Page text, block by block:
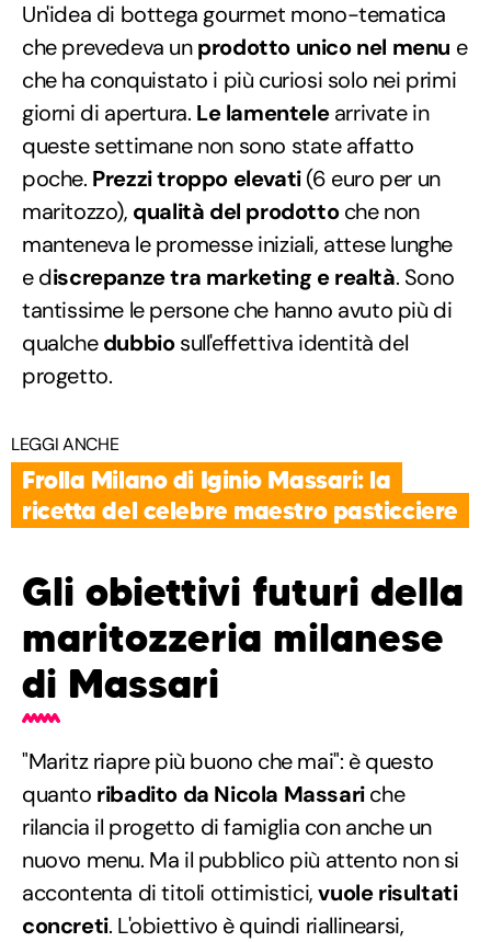
Un'idea di bottega gourmet mono-tematica
che prevedeva unprodotto unico nel menu e
che ha conquistato i più curiosi solo nei primi
giorni di apertura. Le lamentelearrivate in
queste settimane non sono state affatto
poche. Prezzi troppo elevati(6 euro per un
maritozzo), qualità del prodottoche non
manteneva le promesse iniziali, attese lunghe
e discrepanze tra marketing e realtà. Sono
tantissime le persone che hanno avuto più di
qualchedubbiosull'effettiva identità del
progetto.
LEGGI ANCHE
Frolla Milano di Iginio Massari: la
ricetta del celebre maestro pasticciere
Gli obiettivi futuri della
maritozzeria milanese
di Massari
"Maritz riapre più buono che mai": è questo
quanto ribadito da Nicola Massariche
rilancia il progetto di famiglia con anche un
nuovo menu. Ma il pubblico più attento non si
accontenta di titoli ottimistici,vuole risultati
concreti. L'obiettivo è quindi riallinearsi,